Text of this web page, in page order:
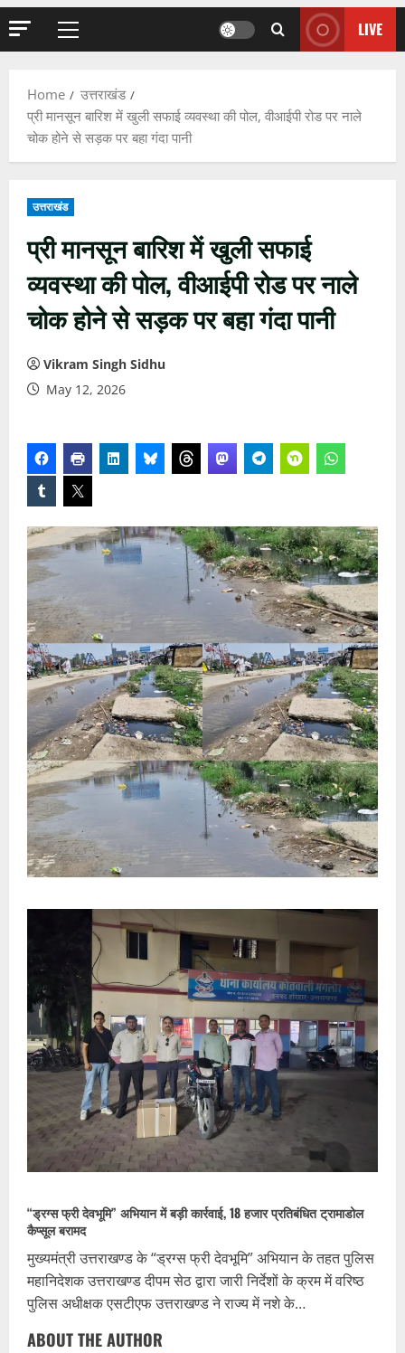
Primary
LIVE
Home
उत्तराखंड
प्री मानसून बारिश में खुली सफाई व्यवस्था की पोल, वीआईपी रोड पर नाले
चोक होने से सड़क पर बहा गंदा पानी
उत्तराखंड
प्री मानसून बारिश में खुली सफाई
व्यवस्था की पोल, वीआईपी रोड पर नाले
चोक होने से सड़क पर बहा गंदा पानी
Vikram Singh Sidhu
May 12, 2026
“ड्रग्स फ्री देवभूमि” अभियान में बड़ी कार्रवाई, 18 हजार प्रतिबंधित ट्रामाडोल
कैप्सूल बरामद
मुख्यमंत्री उत्तराखण्ड के “ड्रग्स फ्री देवभूमि” अभियान के तहत पुलिस
महानिदेशक उत्तराखण्ड दीपम सेठ द्वारा जारी निर्देशों के क्रम में वरिष्ठ
पुलिस अधीक्षक एसटीएफ उत्तराखण्ड ने राज्य में नशे के…
ABOUT THE AUTHOR